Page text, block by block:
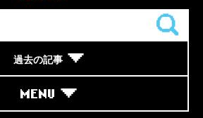
過去の記事
MENU